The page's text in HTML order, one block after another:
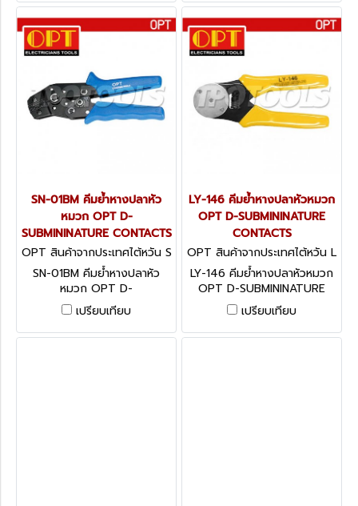
SN-01BM คีมย้ำหางปลาหัว
หมวก OPT D-
SUBMININATURE CONTACTS
OPT สินค้าจากประเทศไต้หวัน S
N-01BM
SN-01BM คีมย้ำหางปลาหัว
หมวก OPT D-
SUBMININATURE CONTACTS
เปรียบเทียบ
LY-146 คีมย้ำหางปลาหัวหมวก
OPT D-SUBMININATURE
CONTACTS
OPT สินค้าจากประเทศไต้หวัน L
Y-146
LY-146 คีมย้ำหางปลาหัวหมวก
OPT D-SUBMININATURE
CONTACTS
เปรียบเทียบ